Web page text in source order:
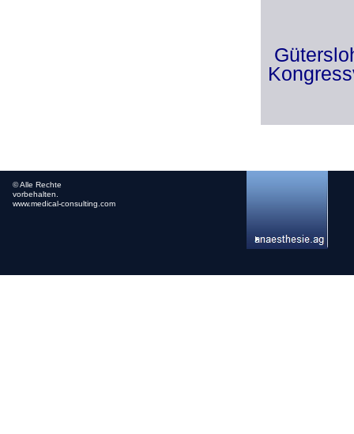
© Alle Rechte
vorbehalten.
www.medical-consulting.com